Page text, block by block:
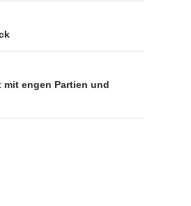
engen Partien und